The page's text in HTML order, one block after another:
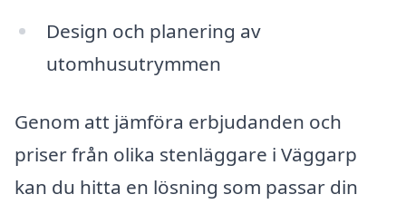
Design och planering av
utomhusutrymmen
Genom att jämföra erbjudanden och
priser från olika stenläggare i Väggarp
kan du hitta en lösning som passar din